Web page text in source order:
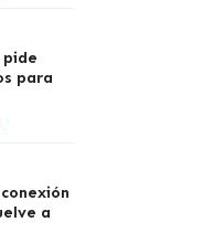
pide
para
a